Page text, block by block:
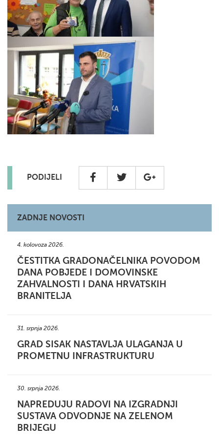
PODIJELI
ZADNJE NOVOSTI
4. kolovoza 2026.
ČESTITKA GRADONAČELNIKA POVODOM
DANA POBJEDE I DOMOVINSKE
ZAHVALNOSTI I DANA HRVATSKIH
BRANITELJA
31. srpnja 2026.
GRAD SISAK NASTAVLJA ULAGANJA U
PROMETNU INFRASTRUKTURU
30. srpnja 2026.
NAPREDUJU RADOVI NA IZGRADNJI
SUSTAVA ODVODNJE NA ZELENOM
BRIJEGU